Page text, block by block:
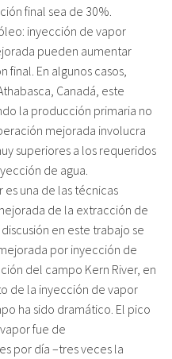
final sea de 30%.
inyección de vapor
pueden aumentar
En algunos casos,
Canadá, este
la producción primaria no
mejorada involucra
superiores a los requeridos
de agua.
una de las técnicas
de la extracción de
en este trabajo se
por inyección de
del campo Kern River, en
de la inyección de vapor
ha sido dramático. El pico
fue de
por día –tres veces la